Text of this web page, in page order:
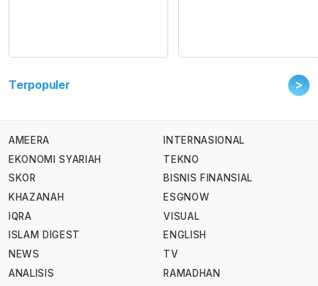
Terpopuler >
AMEERA
EKONOMI SYARIAH
SKOR
KHAZANAH
IQRA
ISLAM DIGEST
NEWS
ANALISIS
INTERNASIONAL
TEKNO
BISNIS FINANSIAL
ESGNOW
VISUAL
ENGLISH
TV
RAMADHAN